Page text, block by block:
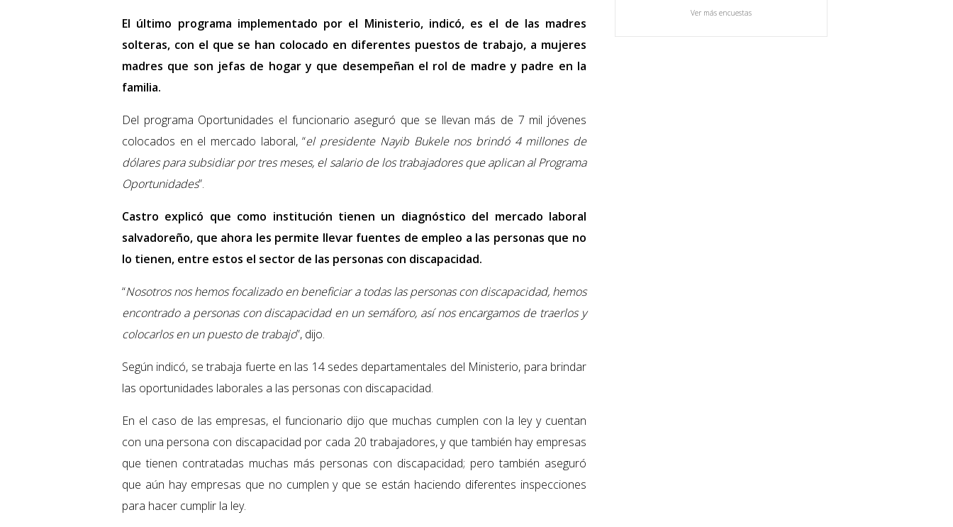
El último programa implementado por el Ministerio, indicó, es el de las madres
solteras, con el que se han colocado en diferentes puestos de trabajo, a mujeres
madres que son jefas de hogar y que desempeñan el rol de madre y padre en la
familia.
Del programa Oportunidades el funcionario aseguró que se llevan más de 7 mil jóvenes
colocados en el mercado laboral, “el presidente Nayib Bukele nos brindó 4 millones de
dólares para subsidiar por tres meses, el salario de los trabajadores que aplican al Programa
Oportunidades”.
Castro explicó que como institución tienen un diagnóstico del mercado laboral
salvadoreño, que ahora les permite llevar fuentes de empleo a las personas que no
lo tienen, entre estos el sector de las personas con discapacidad.
“Nosotros nos hemos focalizado en beneficiar a todas las personas con discapacidad, hemos
encontrado a personas con discapacidad en un semáforo, así nos encargamos de traerlos y
colocarlos en un puesto de trabajo”, dijo.
Según indicó, se trabaja fuerte en las 14 sedes departamentales del Ministerio, para brindar
las oportunidades laborales a las personas con discapacidad.
En el caso de las empresas, el funcionario dijo que muchas cumplen con la ley y cuentan
con una persona con discapacidad por cada 20 trabajadores, y que también hay empresas
que tienen contratadas muchas más personas con discapacidad; pero también aseguró
que aún hay empresas que no cumplen y que se están haciendo diferentes inspecciones
para hacer cumplir la ley.
Ver más encuestas